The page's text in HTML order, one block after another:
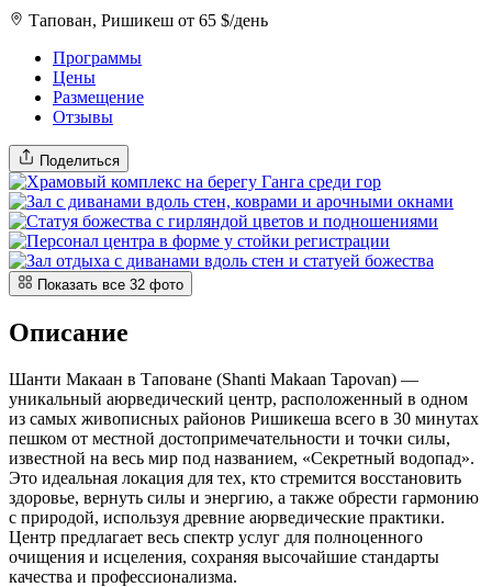
Тапован, Ришикеш от 65 $/день
Программы
Цены
Размещение
Отзывы
Поделиться
Показать все 32 фото
Описание
Шанти Макаан в Таповане (Shanti Makaan Tapovan) —
уникальный аюрведический центр, расположенный в одном
из самых живописных районов Ришикеша всего в 30 минутах
пешком от местной достопримечательности и точки силы,
известной на весь мир под названием, «Секретный водопад».
Это идеальная локация для тех, кто стремится восстановить
здоровье, вернуть силы и энергию, а также обрести гармонию
с природой, используя древние аюрведические практики.
Центр предлагает весь спектр услуг для полноценного
очищения и исцеления, сохраняя высочайшие стандарты
качества и профессионализма.